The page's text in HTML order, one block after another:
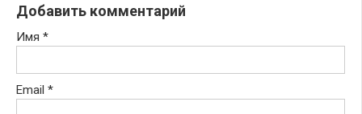
Добавить комментарий
Имя *
Email *